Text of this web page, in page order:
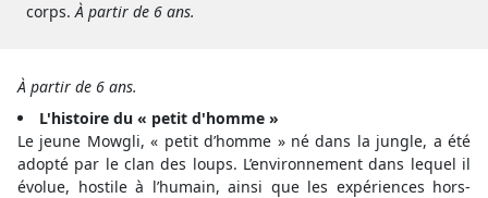
corps.À partir de 6 ans.
À partir de 6 ans.
L'histoire du « petit d'homme »
Le jeune Mowgli, « petit d’homme » né dans la jungle, a été
adopté par le clan des loups. L’environnement dans lequel il
évolue, hostile à l’humain, ainsi que les expériences hors-